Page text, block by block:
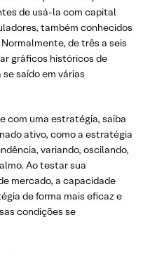
de usá-la com capital
também conhecidos
Normalmente, de três a seis
gráficos históricos de
saído em várias
com uma estratégia, saiba
ativo, como a estratégia
variando, oscilando,
Ao testar sua
mercado, a capacidade
de forma mais eficaz e
condições se